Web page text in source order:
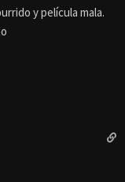
y película mala.